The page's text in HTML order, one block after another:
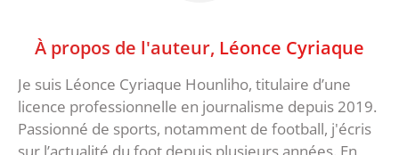
À propos de l'auteur, Léonce Cyriaque
Je suis Léonce Cyriaque Hounliho, titulaire d’une
licence professionnelle en journalisme depuis 2019.
Passionné de sports, notamment de football, j'écris
sur l’actualité du foot depuis plusieurs années. En